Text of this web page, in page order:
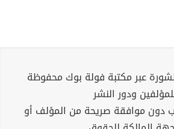
عبر مكتبة فولة بوك محفوظة
ودور النشر
دون موافقة صريحة من المؤلف أو